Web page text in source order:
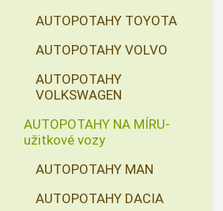
AUTOPOTAHY TOYOTA
AUTOPOTAHY VOLVO
AUTOPOTAHY
VOLKSWAGEN
AUTOPOTAHY NA MÍRU-
užitkové vozy
AUTOPOTAHY MAN
AUTOPOTAHY DACIA